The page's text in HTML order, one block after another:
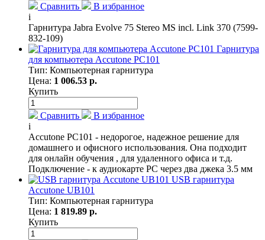
Сравнить
В избранное
i
Гарнитура Jabra Evolve 75 Stereo MS incl. Link 370 (7599-
832-109)
Гарнитура
для компьютера Accutone PC101
Тип: Компьютерная гарнитура
Цена: 1 006.53 р.
Купить
Сравнить
В избранное
i
Accutone PC101 - недорогое, надежное решение для
домашнего и офисного использования. Она подходит
для онлайн обучения , для удаленного офиса и т.д.
Подключение - к аудиокарте PC через два джека 3.5 мм
USB гарнитура
Accutone UB101
Тип: Компьютерная гарнитура
Цена: 1 819.89 р.
Купить